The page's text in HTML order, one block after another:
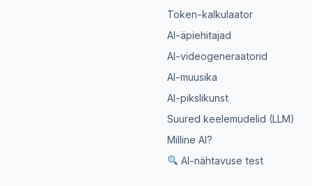
Token-kalkulaator
AI-äpiehitajad
AI-videogeneraatorid
AI-muusika
AI-pikslikunst
Suured keelemudelid (LLM)
Milline AI?
AI-nähtavuse test